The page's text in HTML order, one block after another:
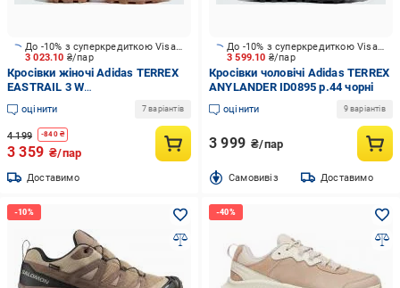
3 023.10 ₴/пар
До -10% з суперкредиткою Visa Вигода
Кросівки жіночі Adidas TERREX
EASTRAIL 3 W
WONALU/TENGRN/WONTAU
JR8381 р.40 2/3 коричневі
оцінити 7 варіантів
4 199 -840₴
3 359 ₴/пар
Доставимо
3 599.10 ₴/пар
До -10% з суперкредиткою Visa Вигода
Кросівки чоловічі Adidas TERREX
ANYLANDER ID0895 р.44 чорні
оцінити 9 варіантів
3 999 ₴/пар
Cамовивіз Доставимо